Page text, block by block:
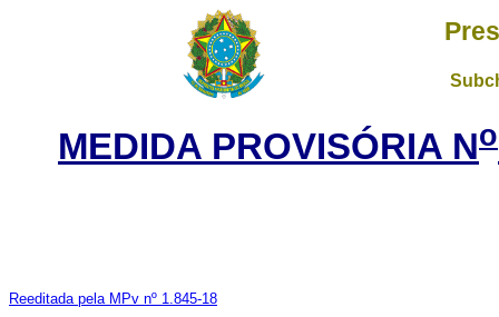
MEDIDA PROVISÓRIA No
Reeditada pela MPv nº 1.845-18